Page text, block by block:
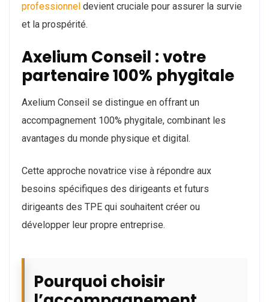
professionnel devient cruciale pour assurer la survie
et la prospérité.
Axelium Conseil : votre
partenaire 100% phygitale
Axelium Conseil se distingue en offrant un
accompagnement 100% phygitale, combinant les
avantages du monde physique et digital.
Cette approche novatrice vise à répondre aux
besoins spécifiques des dirigeants et futurs
dirigeants des TPE qui souhaitent créer ou
développer leur propre entreprise.
Pourquoi choisir